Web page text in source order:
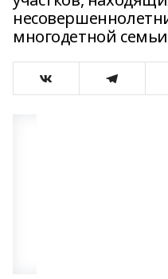
многодетной